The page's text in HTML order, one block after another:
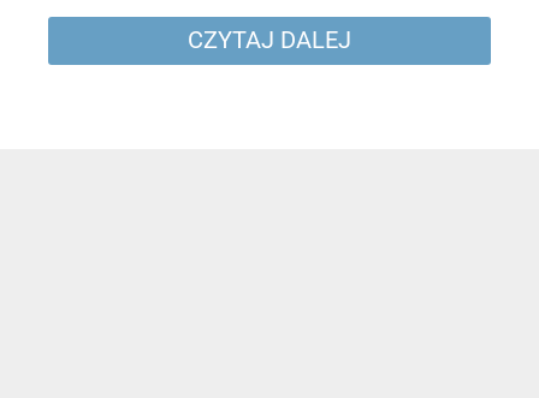
CZYTAJ DALEJ